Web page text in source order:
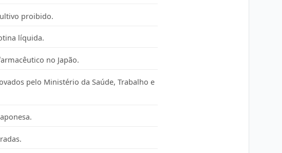
proibido.
líquida.
no Japão.
pelo Ministério da Saúde, Trabalho e